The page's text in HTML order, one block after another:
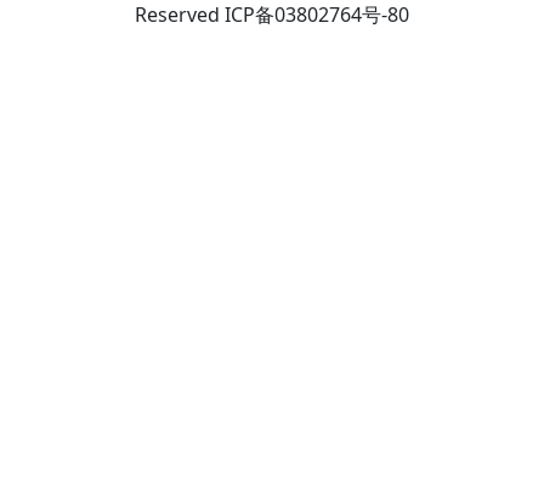
Reserved ICP备03802764号-80